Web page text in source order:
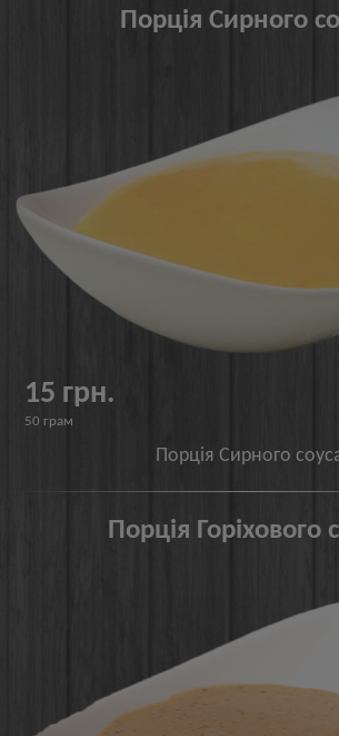
Порція Сирного
15 грн.
50 грам
Порція Сирного
Порція Горіхового